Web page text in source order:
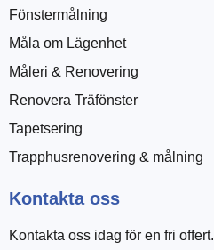
Fönstermålning
Måla om Lägenhet
Måleri & Renovering
Renovera Träfönster
Tapetsering
Trapphusrenovering & målning
Kontakta oss
Kontakta oss idag för en fri offert.